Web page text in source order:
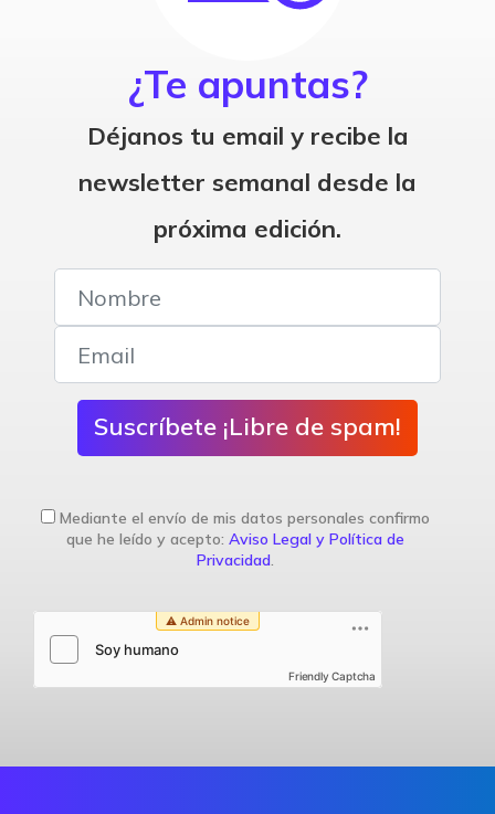
¿Te apuntas?
Déjanos tu email y recibe la
newsletter semanal desde la
próxima edición.
Suscríbete ¡Libre de spam!
Mediante el envío de mis datos personales confirmo
que he leído y acepto: Aviso Legal y Política de
Privacidad.
Friendly Captcha